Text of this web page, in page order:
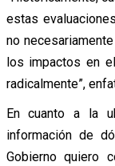
estas
no
los impactos en
radicalmente”,
En cuanto a la
información de
Gobierno quiero